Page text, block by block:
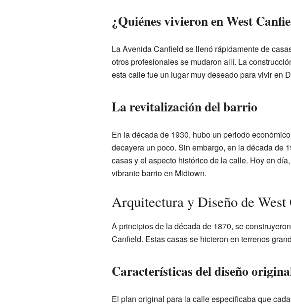
¿Quiénes vivieron en West
La Avenida Canfield se llenó rápidamente de
otros profesionales se mudaron allí. La
esta calle fue un lugar muy deseado para vivir en
La revitalización del barrio
En la década de 1930, hubo un periodo
decayera un poco. Sin embargo, en la década de
casas y el aspecto histórico de la calle. Hoy en
vibrante barrio en Midtown.
Arquitectura y Diseño de West
A principios de la década de 1870, se
Canfield. Estas casas se hicieron en terrenos
Características del diseño
El plan original para la calle especificaba que